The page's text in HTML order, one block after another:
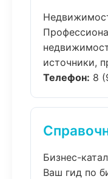
источники,
Телефон: 8
Бизнес-
Ваш гид по